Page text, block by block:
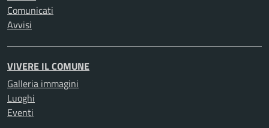
Comunicati
Avvisi
VIVERE IL COMUNE
Galleria immagini
Luoghi
Eventi